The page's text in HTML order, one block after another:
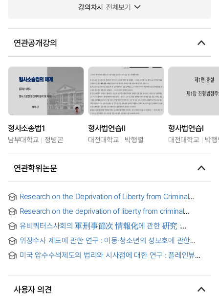
강의차시 전체보기
연관공개강의
형사소송법1
남부대학교 정병곤
형사법연습Ⅱ
대전대학교 박행렬
형사법연습Ⅰ
대전대학교 박
연관학위논문
Research on the Deprivation of Liberty from Criminal
China : 중국 <형사소송법>상 피의자 인신구속과 신체의 자유에
관한 연구
Research on the deprivation of liberty from criminal
suspects : focusing on pre-trial criminal procedure in
China
유비쿼터스사회의 軍刑事節次 情報化에 관한 硏究 :
수사과정의 디지털화 및 전자법정 중심으로 = (A) study on
informationalism of military criminal court in ubiquitous
society
위장수사 제도에 관한 연구 : 아동·청소년의 성보호에 관한
법률상 특례를 중심으로 = A Study on Undercover
Investigations in Criminal Justice: Special Provisions under
Against Sexual Abuse—
미국 압수수색제도의 법리와 시사점에 대한 연구 : 플레인뷰
사용자 의견